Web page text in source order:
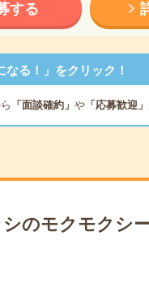
する
る！」をクリック！
「面談確約」 や「応募歓迎」
シのモクモクシ